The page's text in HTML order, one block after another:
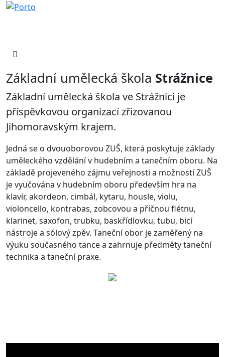
Základní umělecká škola Strážnice
Základní umělecká škola ve Strážnici je
příspěvkovou organizací zřizovanou
Jihomoravským krajem.
Jedná se o dvouoborovou ZUŠ, která poskytuje základy
uměleckého vzdělání v hudebním a tanečním oboru. Na
základě projeveného zájmu veřejnosti a možností ZUŠ
je vyučována v hudebním oboru především hra na
klavír, akordeon, cimbál, kytaru, housle, violu,
violoncello, kontrabas, zobcovou a příčnou flétnu,
klarinet, saxofon, trubku, baskřídlovku, tubu, bicí
nástroje a sólový zpěv. Taneční obor je zaměřený na
výuku současného tance a zahrnuje předměty taneční
technika a taneční praxe.